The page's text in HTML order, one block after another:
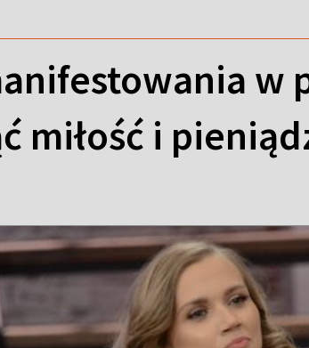
w
miłość i